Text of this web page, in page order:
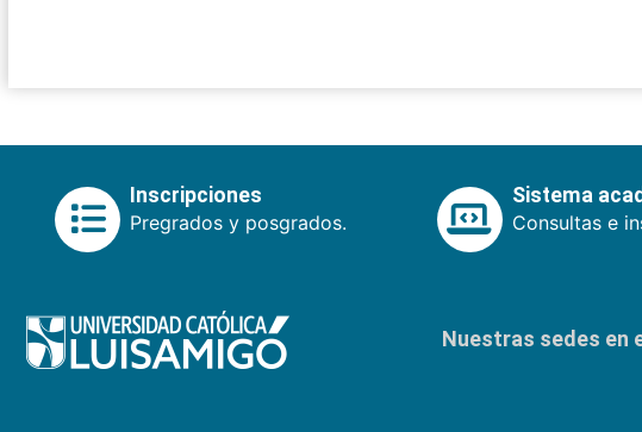
Inscripciones
Pregrados y posgrados.
Sistema
Consultas e
Nuestras sedes en